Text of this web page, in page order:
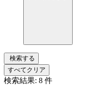
検索する
すべてクリア
検索結果: 8 件